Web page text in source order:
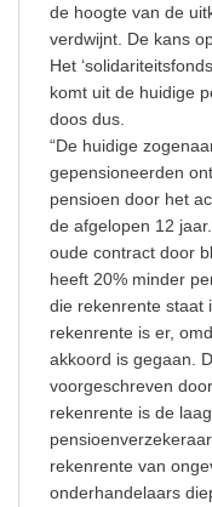
de hoogte van de
verdwijnt. De kans
Het
komt uit de huidige
doos dus.
“De huidige
gepensioneerden
pensioen door het
de afgelopen 12
oude contract door
heeft 20% minder
die rekenrente staat
rekenrente is er,
akkoord is gegaan.
voorgeschreven
rekenrente is de
rekenrente van
onderhandelaars